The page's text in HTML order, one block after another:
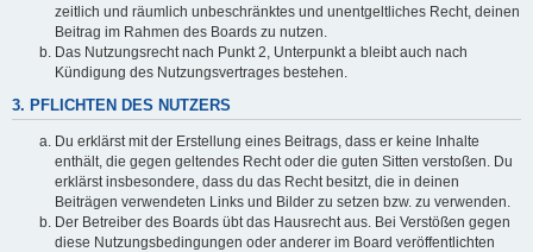
zeitlich und räumlich unbeschränktes und unentgeltliches Recht, deinen
Beitrag im Rahmen des Boards zu nutzen.
Das Nutzungsrecht nach Punkt 2, Unterpunkt a bleibt auch nach
Kündigung des Nutzungsvertrages bestehen.
3. PFLICHTEN DES NUTZERS
Du erklärst mit der Erstellung eines Beitrags, dass er keine Inhalte
enthält, die gegen geltendes Recht oder die guten Sitten verstoßen. Du
erklärst insbesondere, dass du das Recht besitzt, die in deinen
Beiträgen verwendeten Links und Bilder zu setzen bzw. zu verwenden.
Der Betreiber des Boards übt das Hausrecht aus. Bei Verstößen gegen
diese Nutzungsbedingungen oder anderer im Board veröffentlichten